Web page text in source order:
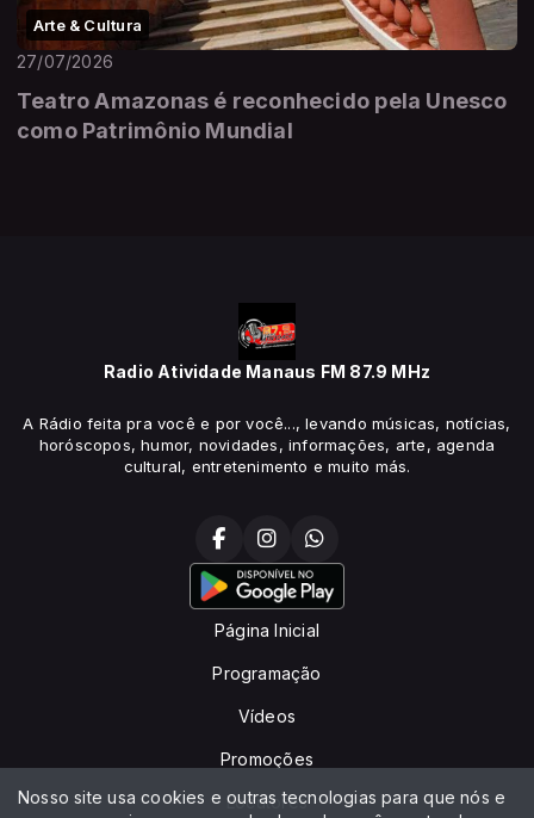
Arte & Cultura
27/07/2026
Teatro Amazonas é reconhecido pela Unesco
como Patrimônio Mundial
Radio Atividade Manaus FM 87.9 MHz
A Rádio feita pra você e por você..., levando músicas, notícias,
horóscopos, humor, novidades, informações, arte, agenda
cultural, entretenimento e muito más.
Página Inicial
Programação
Vídeos
Promoções
Locutores
Nosso site usa cookies e outras tecnologias para que nós e